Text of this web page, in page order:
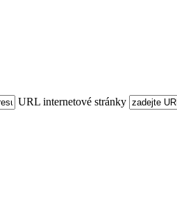
URL internetové stránky